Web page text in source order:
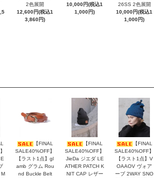
2色展開
12,600円(税込1
3,860円)
10,000円(税込1
1,000円)
26SS 2色展開
10,000円(税込1
1,000円)
【FINAL
SALE40%OFF】
【ラスト1点】gl
amb グラム Rou
nd Buckle Belt
【FINAL
SALE40%OFF】
JieDa ジエダ LE
ATHER PATCH K
NIT CAP レザー
【FINAL
SALE40%OFF】
【ラスト1点】V
OAAOV ヴォア
ーブ 2WAY SNO